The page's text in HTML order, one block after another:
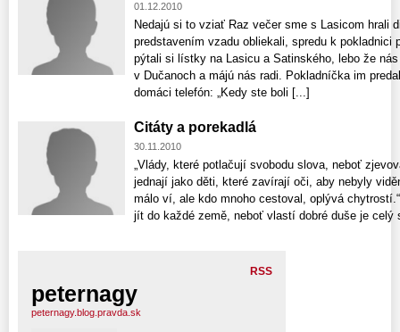
01.12.2010
Nedajú si to vziať Raz večer sme s Lasicom hrali
predstavením vzadu obliekali, spredu k pokladnici
pýtali si lístky na Lasicu a Satinského, lebo že
v Dučanoch a májú nás radi. Pokladníčka im
domáci telefón: „Kedy ste boli [...]
Citáty a porekadlá
30.11.2010
„Vlády, které potlačují svobodu slova, neboť
jednají jako děti, které zavírají oči, aby nebyly
málo ví, ale kdo mnoho cestoval, oplývá
jít do každé země, neboť vlastí dobré duše je celý
RSS
peternagy
peternagy.blog.pravda.sk